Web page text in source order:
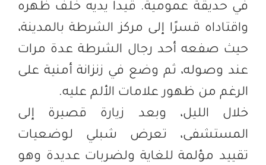
في حديقة عمومية. قيدا يديه خلف ظهره
واقتاداه قسرًا إلى مركز الشرطة بالمدينة،
حيث صفعه أحد رجال الشرطة عدة مرات
عند وصوله، ثم وضع في زنزانة أمنية على
الرغم من ظهور علامات الألم عليه.
خلال الليل، وبعد زيارة قصيرة إلى
المستشفى، تعرض شبلي لوضعيات
تقييد مؤلمة للغاية ولضربات عديدة وهو